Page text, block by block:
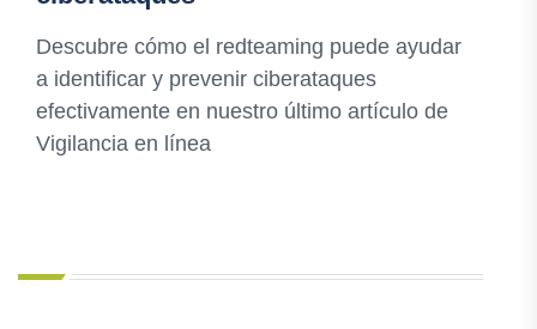
Descubre cómo el redteaming puede ayudar
a identificar y prevenir ciberataques
efectivamente en nuestro último artículo de
Vigilancia en línea